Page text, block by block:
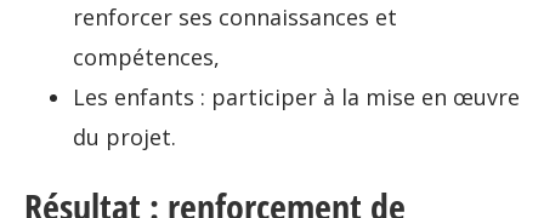
renforcer ses connaissances et
compétences,
Les enfants : participer à la mise en œuvre
du projet.
Résultat : renforcement de